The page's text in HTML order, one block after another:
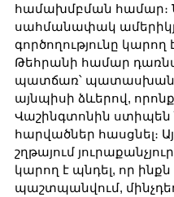
համախմբման համար։
սահմանափակ
գործողությունը կարող
Թեհրանի համար
պատճառ՝
այնպիսի ձևերով, որոնք
Վաշինգտոնին ստիպեն
հարվածներ հասցնել։
շղթայում
կարող է պնդել, որ ինքն
պաշտպանվում,